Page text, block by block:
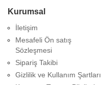
Kurumsal
İletişim
Mesafeli Ön satış
Sözleşmesi
Sipariş Takibi
Gizlilik ve Kullanım Şartları